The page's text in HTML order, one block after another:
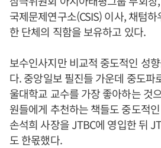
국제문제연구소(CSIS) 이사, 채텀
한 단체의 직함을 보유하고 있다.
보수인사지만 비교적 중도적인 성
다. 중앙일보 필진들 가운데 중도파
울대학교 교수를 가장 좋아하는 것
원들에게 추천하는 책들도 중도적
손석희 사장을 JTBC에 영입한 뒤
도 한몫했다.